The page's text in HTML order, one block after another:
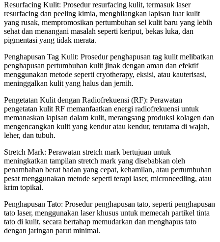
Resurfacing Kulit: Prosedur resurfacing kulit, termasuk laser
resurfacing dan peeling kimia, menghilangkan lapisan luar kulit
yang rusak, mempromosikan pertumbuhan sel kulit baru yang lebih
sehat dan menangani masalah seperti keriput, bekas luka, dan
pigmentasi yang tidak merata.
Penghapusan Tag Kulit: Prosedur penghapusan tag kulit melibatkan
penghapusan pertumbuhan kulit jinak dengan aman dan efektif
menggunakan metode seperti cryotherapy, eksisi, atau kauterisasi,
meninggalkan kulit yang halus dan jernih.
Pengetatan Kulit dengan Radiofrekuensi (RF): Perawatan
pengetatan kulit RF memanfaatkan energi radiofrekuensi untuk
memanaskan lapisan dalam kulit, merangsang produksi kolagen dan
mengencangkan kulit yang kendur atau kendur, terutama di wajah,
leher, dan tubuh.
Stretch Mark: Perawatan stretch mark bertujuan untuk
meningkatkan tampilan stretch mark yang disebabkan oleh
penambahan berat badan yang cepat, kehamilan, atau pertumbuhan
pesat menggunakan metode seperti terapi laser, microneedling, atau
krim topikal.
Penghapusan Tato: Prosedur penghapusan tato, seperti penghapusan
tato laser, menggunakan laser khusus untuk memecah partikel tinta
tato di kulit, secara bertahap memudarkan dan menghapus tato
dengan jaringan parut minimal.